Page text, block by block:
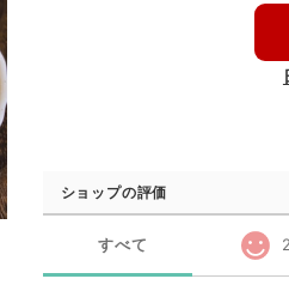
ショップの評価
すべて